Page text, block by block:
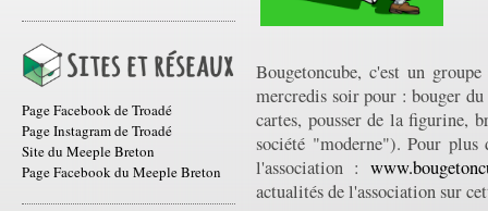
Page Facebook de Troadé
Page Instagram de Troadé
Site du Meeple Breton
Page Facebook du Meeple Breton
Bougetoncube, c'est un
mercredis soir pour : bouger du
cartes, pousser de la figurine,
société "moderne"). Pour plus
l'association :
actualités de l'association sur